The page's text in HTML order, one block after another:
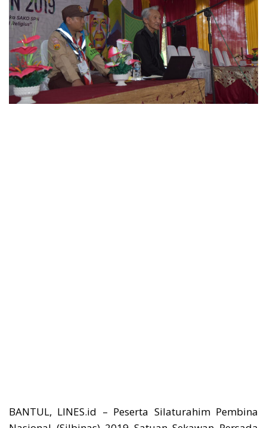
BANTUL, LINES.id – Peserta Silaturahim Pembina